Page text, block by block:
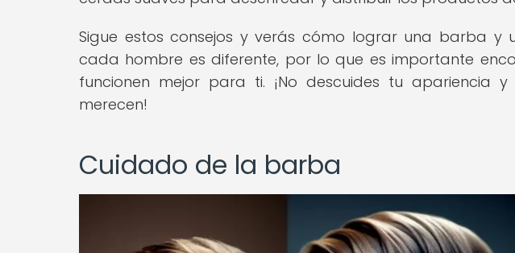
Sigue estos consejos y verás cómo lograr una barba y
cada hombre es diferente, por lo que es importante
funcionen mejor para ti. ¡No descuides tu
merecen!
Cuidado de la barba